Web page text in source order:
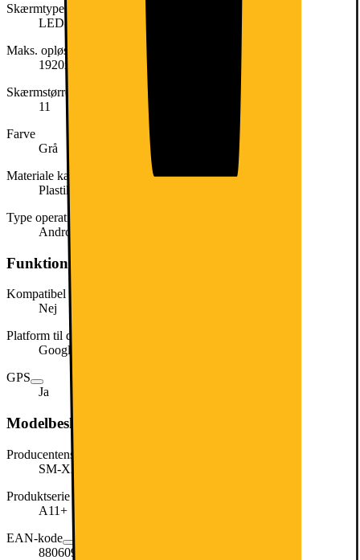
Skærmtype
LED-bagbelyst
Maks. opløsning
1920x1200
Skærmstørrelse (tommer)
11
Farve
Grå
Materiale kabinet
Plastik
Type operativsystem (OS)
Android
Funktioner
Kompatibel med stylus
Nej
Platform til distribution af apps
Google Play
GPS
Ja
Modelbeskrivelse
Producentens varenummer
SM-X236BZAREUB
Produktserie
A11+
EAN-kode
8806097854845